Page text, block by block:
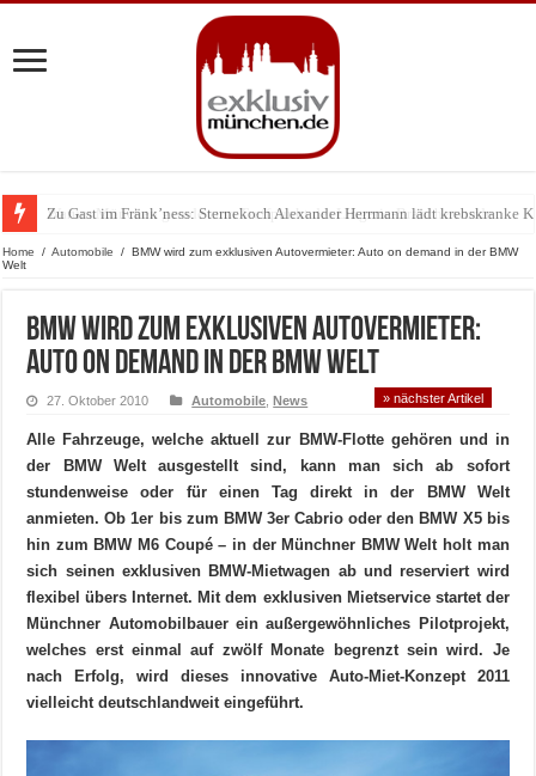
Zu Gast im Fränk’ness: Sternekoch Alexander Herrmann lädt krebskranke
Warum München gerade zum Treffpunkt der Lingerie-Branche wurde
Home / Automobile / BMW wird zum exklusiven Autovermieter: Auto on demand in der BMW
Welt
BMW wird zum exklusiven Autovermieter:
Auto on demand in der BMW Welt
27. Oktober 2010 Automobile ,News » nächster Artikel
Alle Fahrzeuge, welche aktuell zur BMW-Flotte gehören und in
der BMW Welt ausgestellt sind, kann man sich ab sofort
stundenweise oder für einen Tag direkt in der BMW Welt
anmieten. Ob 1er bis zum BMW 3er Cabrio oder den BMW X5 bis
hin zum BMW M6 Coupé – in der Münchner BMW Welt holt man
sich seinen exklusiven BMW-Mietwagen ab und reserviert wird
flexibel übers Internet. Mit dem exklusiven Mietservice startet der
Münchner Automobilbauer ein außergewöhnliches Pilotprojekt,
welches erst einmal auf zwölf Monate begrenzt sein wird. Je
nach Erfolg, wird dieses innovative Auto-Miet-Konzept 2011
vielleicht deutschlandweit eingeführt.